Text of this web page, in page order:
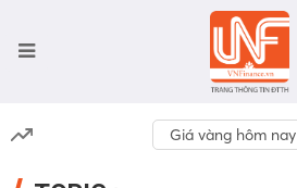
Giá vàng hôm nay